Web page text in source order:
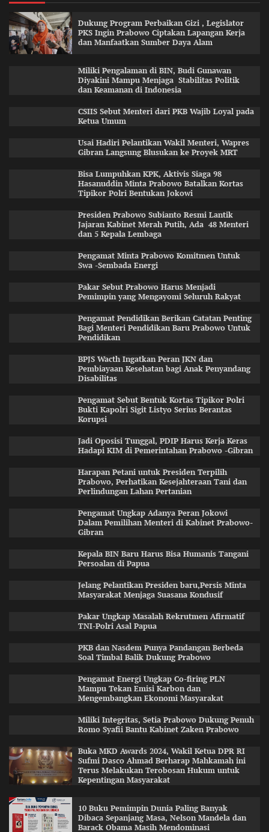
Dukung Program Perbaikan Gizi , Legislator
PKS Ingin Prabowo Ciptakan Lapangan Kerja
dan Manfaatkan Sumber Daya Alam
Miliki Pengalaman di BIN, Budi Gunawan
Diyakini Mampu Menjaga Stabilitas Politik
dan Keamanan di Indonesia
CSIIS Sebut Menteri dari PKB Wajib Loyal pada
Ketua Umum
Usai Hadiri Pelantikan Wakil Menteri, Wapres
Gibran Langsung Blusukan ke Proyek MRT
Bisa Lumpuhkan KPK, Aktivis Siaga 98
Hasanuddin Minta Prabowo Batalkan Kortas
Tipikor Polri Bentukan Jokowi
Presiden Prabowo Subianto Resmi Lantik
Jajaran Kabinet Merah Putih, Ada 48 Menteri
dan 5 Kepala Lembaga
Pengamat Minta Prabowo Komitmen Untuk
Swa -Sembada Energi
Pakar Sebut Prabowo Harus Menjadi
Pemimpin yang Mengayomi Seluruh Rakyat
Pengamat Pendidikan Berikan Catatan Penting
Bagi Menteri Pendidikan Baru Prabowo Untuk
Pendidikan
BPJS Wacth Ingatkan Peran JKN dan
Pembiayaan Kesehatan bagi Anak Penyandang
Disabilitas
Pengamat Sebut Bentuk Kortas Tipikor Polri
Bukti Kapolri Sigit Listyo Serius Berantas
Korupsi
Jadi Oposisi Tunggal, PDIP Harus Kerja Keras
Hadapi KIM di Pemerintahan Prabowo -Gibran
Harapan Petani untuk Presiden Terpilih
Prabowo, Perhatikan Kesejahteraan Tani dan
Perlindungan Lahan Pertanian
Pengamat Ungkap Adanya Peran Jokowi
Dalam Pemilihan Menteri di Kabinet Prabowo-
Gibran
Kepala BIN Baru Harus Bisa Humanis Tangani
Persoalan di Papua
Jelang Pelantikan Presiden baru,Persis Minta
Masyarakat Menjaga Suasana Kondusif
Pakar Ungkap Masalah Rekrutmen Afirmatif
TNI-Polri Asal Papua
PKB dan Nasdem Punya Pandangan Berbeda
Soal Timbal Balik Dukung Prabowo
Pengamat Energi Ungkap Co-firing PLN
Mampu Tekan Emisi Karbon dan
Mengembangkan Ekonomi Masyarakat
Miliki Integritas, Setia Prabowo Dukung Penuh
Romo Syafii Bantu Kabinet Zaken Prabowo
Buka MKD Awards 2024, Wakil Ketua DPR RI
Sufmi Dasco Ahmad Berharap Mahkamah ini
Terus Melakukan Terobosan Hukum untuk
Kepentingan Masyarakat
10 Buku Pemimpin Dunia Paling Banyak
Dibaca Sepanjang Masa, Nelson Mandela dan
Barack Obama Masih Mendominasi